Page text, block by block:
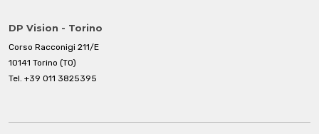
DP Vision - Torino
Corso Racconigi 211/E
10141 Torino (TO)
Tel. +39 011 3825395